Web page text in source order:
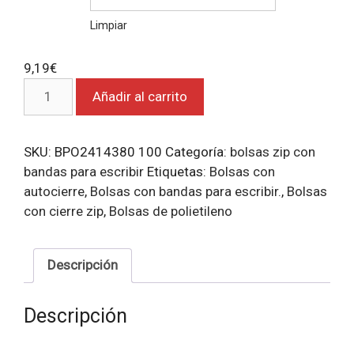
Limpiar
9,19€
bandas
para
escribir
18x25.
Añadir al carrito
SKU: BPO2414380 100 Categoría: bolsas zip con
bandas para escribir Etiquetas: Bolsas con
autocierre, Bolsas con bandas para escribir., Bolsas
con cierre zip, Bolsas de polietileno
Descripción
Descripción